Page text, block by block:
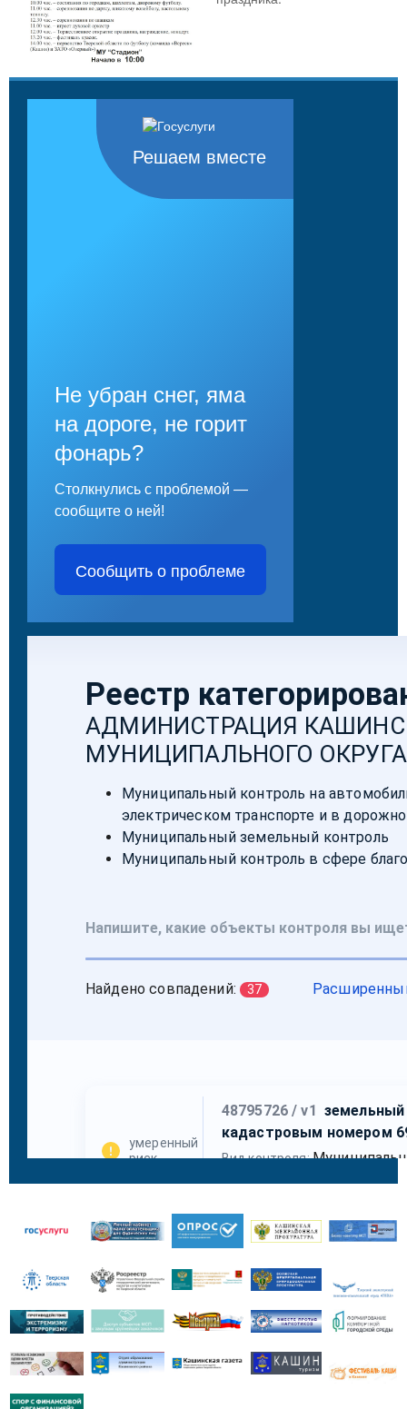
Решаем вместе
Не убран снег, яма
на дороге, не горит
фонарь?
Столкнулись с проблемой —
сообщите о ней!
Сообщить о проблеме